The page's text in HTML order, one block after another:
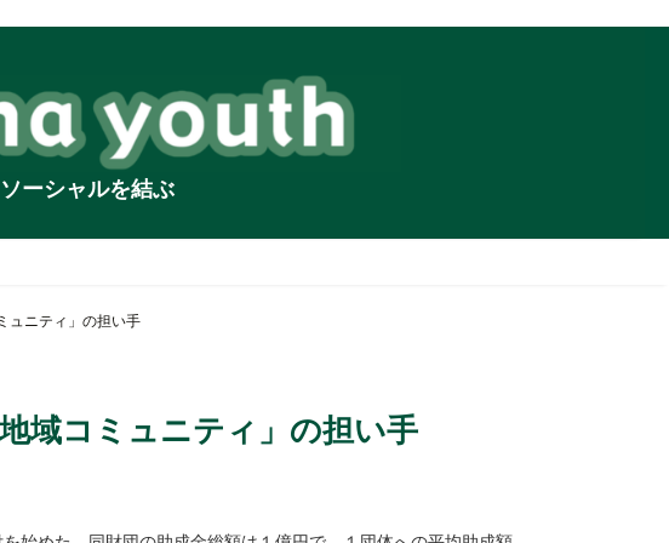
ーシャルを結ぶ
ュニティ」の担い手
域コミュニティ」の担い手